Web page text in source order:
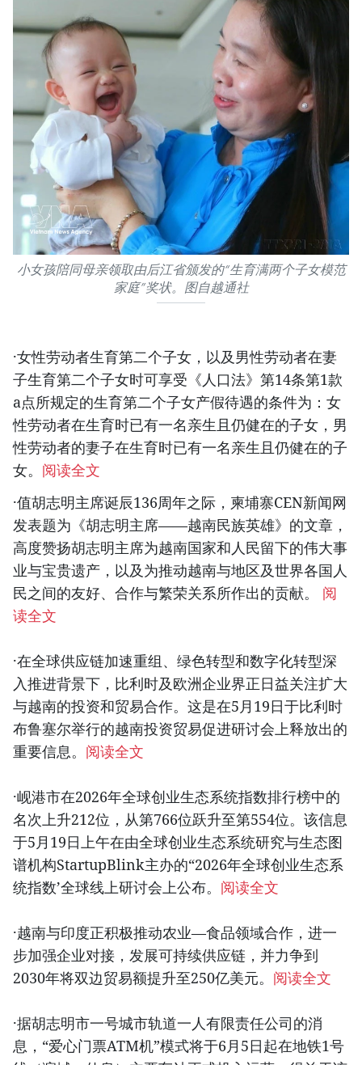
小女孩陪同母亲领取由后江省颁发的“生育满两个子女模范
家庭”奖状。图自越通社
·女性劳动者生育第二个子女，以及男性劳动者在妻
子生育第二个子女时可享受《人口法》第14条第1款
a点所规定的生育第二个子女产假待遇的条件为：女
性劳动者在生育时已有一名亲生且仍健在的子女，男
性劳动者的妻子在生育时已有一名亲生且仍健在的子
女。 阅读全文
·值胡志明主席诞辰136周年之际，柬埔寨CEN新闻网
发表题为《胡志明主席——越南民族英雄》的文章，
高度赞扬胡志明主席为越南国家和人民留下的伟大事
业与宝贵遗产，以及为推动越南与地区及世界各国人
民之间的友好、合作与繁荣关系所作出的贡献。 阅
读全文
·在全球供应链加速重组、绿色转型和数字化转型深
入推进背景下，比利时及欧洲企业界正日益关注扩大
与越南的投资和贸易合作。这是在5月19日于比利时
布鲁塞尔举行的越南投资贸易促进研讨会上释放出的
重要信息。 阅读全文
·岘港市在2026年全球创业生态系统指数排行榜中的
名次上升212位，从第766位跃升至第554位。该信息
于5月19日上午在由全球创业生态系统研究与生态图
谱机构StartupBlink主办的“2026年全球创业生态系
统指数’全球线上研讨会上公布。 阅读全文
·越南与印度正积极推动农业—食品领域合作，进一
步加强企业对接，发展可持续供应链，并力争到
2030年将双边贸易额提升至250亿美元。 阅读全文
·据胡志明市一号城市轨道一人有限责任公司的消
息，“爱心门票ATM机”模式将于6月5日起在地铁1号